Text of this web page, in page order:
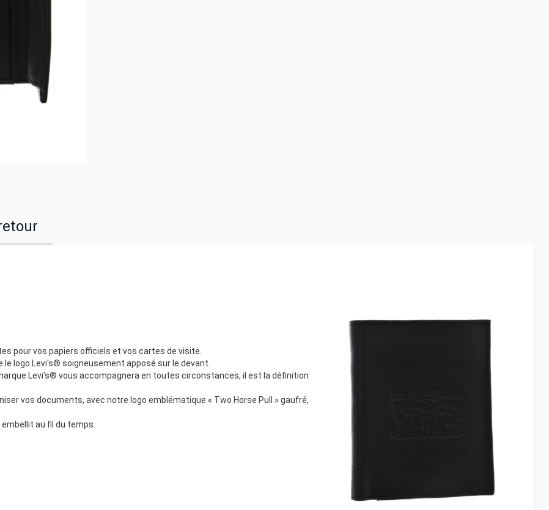
pour vos papiers officiels et vos cartes de visite.
logo Levi's® soigneusement apposé sur le devant.
Levi's® vous accompagnera en toutes circonstances, il est la définition
vos documents, avec notre logo emblématique « Two Horse Pull » gaufré,
embellit au fil du temps.